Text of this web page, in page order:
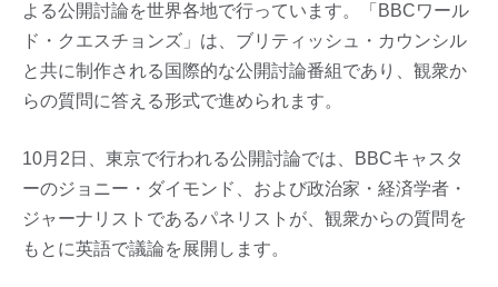
よる公開討論を世界各地で行っています。「BBCワール
ド・クエスチョンズ」は、ブリティッシュ・カウンシル
と共に制作される国際的な公開討論番組であり、観衆か
らの質問に答える形式で進められます。
10月2日、東京で行われる公開討論では、BBCキャスタ
ーのジョニー・ダイモンド、および政治家・経済学者・
ジャーナリストであるパネリストが、観衆からの質問を
もとに英語で議論を展開します。